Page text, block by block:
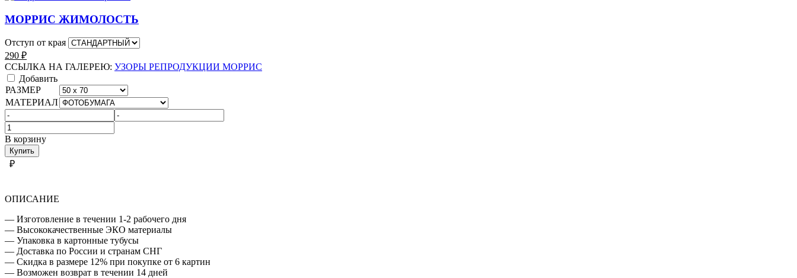
МОРРИС ЖИМОЛОСТЬ
Отступ от края
290 ₽
ССЫЛКА НА ГАЛЕРЕЮ: УЗОРЫ РЕПРОДУКЦИИ МОРРИС
Добавить
РАЗМЕР
МАТЕРИАЛ
Количество
товара
УЗОРЫ
РЕПРОДУКЦИИ
МОРРИС
В корзину
Купить
₽
ОПИСАНИЕ
— Изготовление в течении 1-2 рабочего дня
— Высококачественные ЭКО материалы
— Упаковка в картонные тубусы
— Доставка по России и странам СНГ
— Скидка в размере 12% при покупке от 6 картин
— Возможен возврат в течении 14 дней